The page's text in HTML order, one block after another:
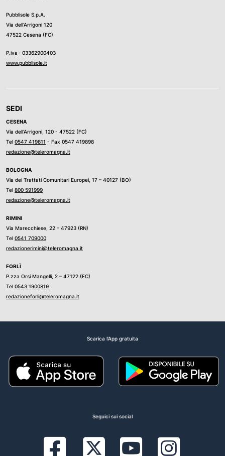
Pubblisole S.p.A.
Via dell’Arrigoni 120
47522 Cesena (FC)
P.iva : 03362900403
www.pubblisole.it
SEDI
CESENA
Via dell’Arrigoni, 120 - 47522 (FC)
Tel 0547 419811 - Fax 0547 419898
redazione@teleromagna.it
BOLOGNA
Via dei Trattati Comunitari Europei, 17 – 40127 (BO)
Tel 800 591999
redazione@teleromagna.it
RIMINI
Via Marecchiese, 22 – 47923 (RN)
Tel 0541 709000
redazionerimini@teleromagna.it
FORLÌ
P.zza Orsi Mangelli, 2 – 47122 (FC)
Tel 0543 1900819
redazioneforli@teleromagna.it
Scarica l'App gratuita
Seguici sui social